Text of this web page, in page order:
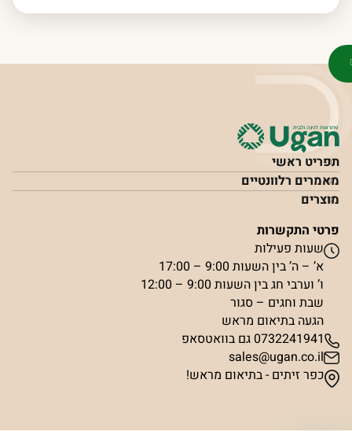
תפריט ראשי
מאמרים רלוונטיים
מוצרים
פרטי התקשרות
שעות פעילות
א’ – ה’ בין השעות 9:00 – 17:00
ו’ וערבי חג בין השעות 9:00 – 12:00
שבת וחגים – סגור
הגעה בתיאום מראש
0732241941 גם בוואטסאפ
sales@ugan.co.il
כפר זיתים - בתיאום מראש!